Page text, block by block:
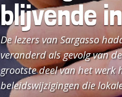
blijvende
De lezers van Sargasso
veranderd als gevolg van
grootste deel van het werk
beleidswijzigingen die